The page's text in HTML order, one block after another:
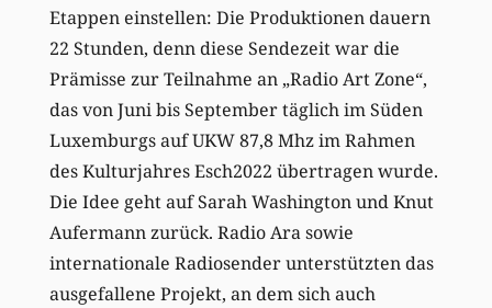
Etappen einstellen: Die Produktionen dauern
22 Stunden, denn diese Sendezeit war die
Prämisse zur Teilnahme an „Radio Art Zone“,
das von Juni bis September täglich im Süden
Luxemburgs auf UKW 87,8 Mhz im Rahmen
des Kulturjahres Esch2022 übertragen wurde.
Die Idee geht auf Sarah Washington und Knut
Aufermann zurück. Radio Ara sowie
internationale Radiosender unterstützten das
ausgefallene Projekt, an dem sich auch